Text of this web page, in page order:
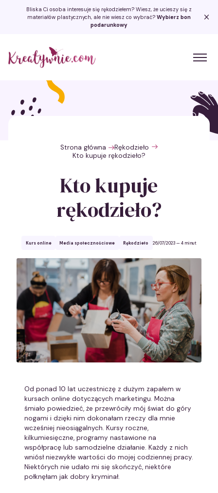
Bliska Ci osoba interesuje się rękodziełem? Wiesz, że ucieszy się z
materiałów plastycznych, ale nie wiesz co wybrać? Wybierz bon
podarunkowy
Kreatywnie.com
Strona główna
Rękodzieło
Kto kupuje rękodzieło?
Kto kupuje
rękodzieło?
Kurs online Media społecznościowe Rękodzieło 26/07/2023— 4 minut
Od ponad 10 lat uczestniczę z dużym zapałem w
kursach online dotyczących marketingu. Można
śmiało powiedzieć, że przewróciły mój świat do góry
nogami i dzięki nim dokonałam rzeczy dla mnie
wcześniej nieosiągalnych. Kursy roczne,
kilkumiesięczne, programy nastawione na
współpracę lub samodzielne działanie. Każdy z nich
wniósł niezwykłe wartości do mojej codziennej pracy.
Niektórych nie udało mi się skończyć, niektóre
połknęłam jak dobry kryminał.